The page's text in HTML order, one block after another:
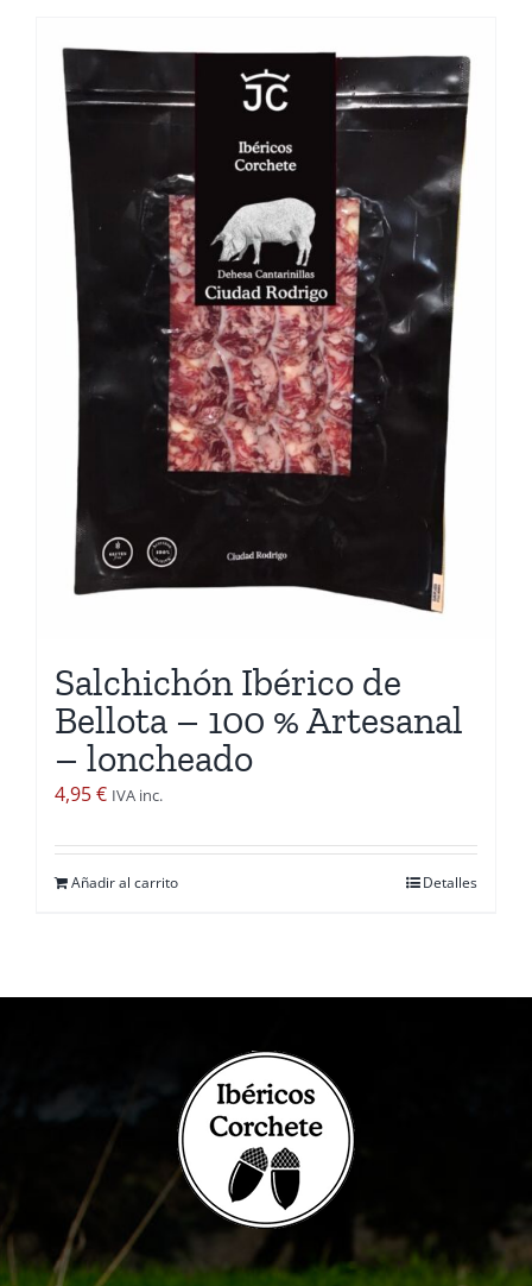
Salchichón Ibérico de
Bellota – 100 % Artesanal
– loncheado
4,95€ IVA inc.
Añadir al carrito Detalles